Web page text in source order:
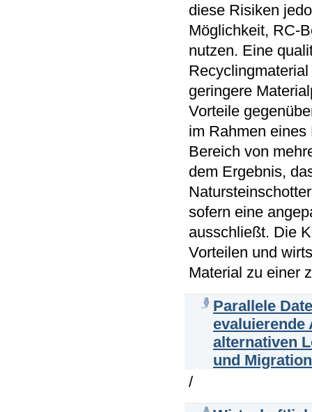
diese Risiken
Möglichkeit, RC-
nutzen. Eine
geringere
Vorteile
im Rahmen
Bereich von
dem Ergebnis,
sofern eine
ausschließt. Die
Vorteilen und
Material zu einer
Parallele
evaluierende
alternativen
und
/